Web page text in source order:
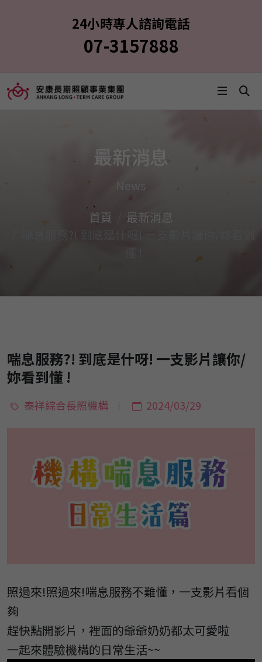
24小時專人諮詢電話
07-3157888
最新消息
News
首頁
最新消息
懂 !
喘息服務?! 到底是什呀! 一支影片讓你/
妳看到懂 !
泰祥綜合長照機構 2024/03/29
照過來!照過來!喘息服務不難懂，一支影片看個
夠
趕快點開影片，裡面的爺爺奶奶都太可愛啦
一起來體驗機構的日常生活~~